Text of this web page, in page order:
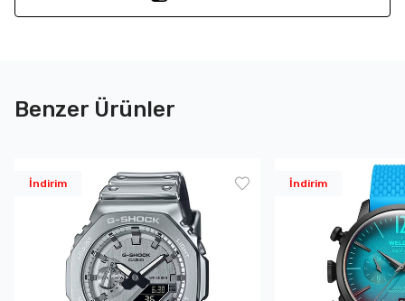
Benzer Ürünler
İndirim İndirim